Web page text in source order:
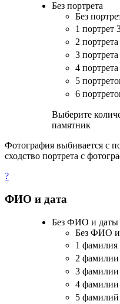
Без портрета
Без
1 портрет
2 портрета
3 портрета
4 портрета
5
6
Выберите
памятник
Фотография выбивается с
сходство портрета с
?
ФИО и дата
Без ФИО и даты
Без ФИО и
1 фамилия
2 фамилии
3 фамилии
4 фамилии
5 фамилий